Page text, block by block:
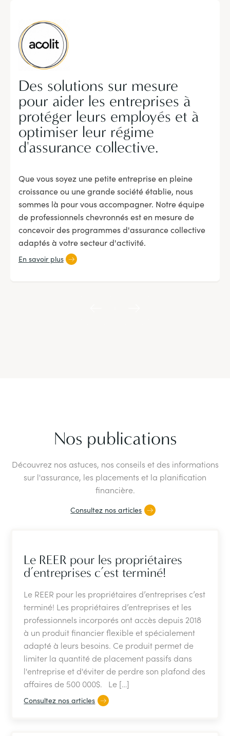
Des solutions sur mesure
pour aider les entreprises à
protéger leurs employés et à
optimiser leur régime
d'assurance collective.
Que vous soyez une petite entreprise en pleine
croissance ou une grande société établie, nous
sommes là pour vous accompagner. Notre équipe
de professionnels chevronnés est en mesure de
concevoir des programmes d'assurance collective
adaptés à votre secteur d'activité.
En savoir plus
Nos publications
Découvrez nos astuces, nos conseils et des informations
sur l'assurance, les placements et la planification
financière.
Consultez nos articles
Le REER pour les propriétaires
d’entreprises c’est terminé!
Le REER pour les propriétaires d’entreprises c’est
terminé! Les propriétaires d’entreprises et les
professionnels incorporés ont accès depuis 2018
à un produit financier flexible et spécialement
adapté à leurs besoins. Ce produit permet de
limiter la quantité de placement passifs dans
l'entreprise et d'éviter de perdre son plafond des
affaires de 500 000$. Le […]
Consultez nos articles